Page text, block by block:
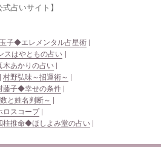
占いサイト】
子◆エレメンタル占星術
スはやともの占い
木あかりの占い
村野弘味～招運術～
藤子◆幸せの条件
と姓名判断～
ロスコープ
柱推命◆ほしよみ堂の占い